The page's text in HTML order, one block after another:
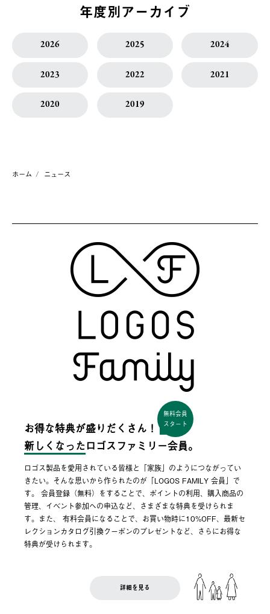
年度別アーカイブ
2026 2025 2024
2023 2022 2021
2020 2019
ホーム ニュース
お得な特典が盛りだくさん！
無料会員
スタート
新しくなった ロゴスファミリー会員。
ロゴス製品を愛用されている皆様と「家族」のようにつながってい
きたい。そんな思いから作られたのが「LOGOS FAMILY 会員」で
す。 会員登録（無料）をすることで、ポイントの利用、購入商品の
管理、イベント参加への申込など、さまざまな特典を受けられま
す。また、 有料会員になることで、お買い物時に10%OFF、最新セ
レクションカタログ引換クーポンのプレゼントなど、さらにお得な
特典が受けられます。
詳細を見る